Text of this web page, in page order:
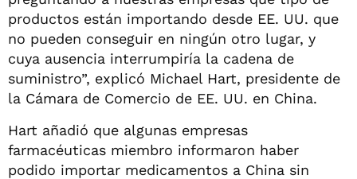
productos están importando desde EE. UU. que
no pueden conseguir en ningún otro lugar, y
cuya ausencia interrumpiría la cadena de
suministro”, explicó Michael Hart, presidente de
la Cámara de Comercio de EE. UU. en China.
Hart añadió que algunas empresas
farmacéuticas miembro informaron haber
podido importar medicamentos a China sin